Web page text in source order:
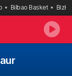
Bilbao Basket